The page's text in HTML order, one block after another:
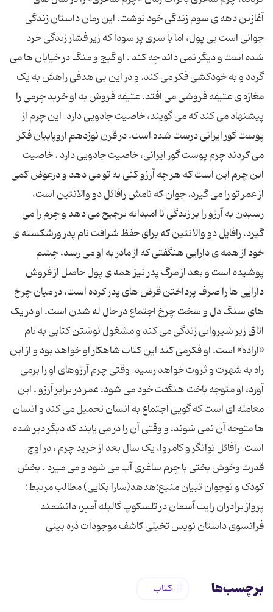
آغازین دهه ی سوم زندگی خود نوشت. این رمان داستان زندگی
جوانی است بی پول، اما با سری پر سودا که زیر فشار زندگی خرد
شده است و دیگر نمی داند چه کند . او گیج و منگ در خیابان ها می
گردد و به خودکشی فکر می کند. و در این بی هدفی راهش به یک
مغازه ی عتیقه فروشی می افتد. عتیقه فروش به او خرید چرمی را
پیشنهاد می کند که می گویند، خاصیت جادویی دارد. این چرم از
پوست گور ایرانی درست شده است. در قرن نوزدهم اروپاییان فکر
می کردند چرم پوست گور ایرانی، خاصیت جادویی دارد . خاصیت
این چرم این است که هر چه آرزو کنی به تو می دهد و درعوض کمی
از عمر تو را می گیرد. جوان که نامش رافائل دو والانتین است،
رسیدن به آرزو را بر زندگی نا امیدانه ترجیح می دهد و چرم را می
گیرد. رافایل دو والانتین که برای حفظ شرافت نام پدر ورشکسته ی
خود از همه ی دارایی هنگفتی که از مادر به او می رسد، چشم
پوشیده است و بعد از مرگ پدر نیز همه ی پول حاصل از فروش
دارایی ها را صرف پرداختن قرض های پدر کرده است، در میان چرخ
های سنگ دل و سخت چرخ اجتماع در حال له شدن است. او در یک
اتاق زیر شیروانی زندگی می کند و مشغول نوشتن کتابی به نام
«اراده» است. او فکرمی کند این کتاب شاهکار او خواهد بود و از این
راه به شهرت و ثروت خواهد رسید. وقتی چرم آرزوهای او را برمی
آورد، او متوجه باخت هنگفت خود می شود. عمر در برابر آرزو . این
معامله ای است که گویی اجتماع به انسان تحمیل می کند و انسان
ها متوجه آن نمی شوند، و وقتی آن را در می یابند که دیگر دیر شده
است. رافائل توانگر و کامروا، یک سال بعد از خرید چرم ، در اوج
قدرت وخوش بختی با چرم ساغری آب می شود و می میرد . بخش
کودک و نوجوان تبیان منبع:هدهد(سارا بکایی) مطالب مرتبط:
پرواز برادران رایت آسمان در تلسکوپ گالیله آمپر، دانشمند
فرانسوی داستان نویس تخیلی کاشف موجودات ذره بینی
برچسب‌ها کتاب